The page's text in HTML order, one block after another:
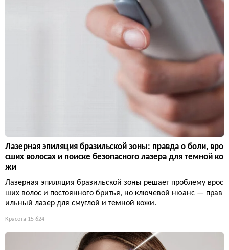
Лазерная эпиляция бразильской зоны: правда о боли, вро
сших волосах и поиске безопасного лазера для темной ко
жи
Лазерная эпиляция бразильской зоны решает проблему врос
ших волос и постоянного бритья, но ключевой нюанс — прав
ильный лазер для смуглой и темной кожи.
Красота 15 624